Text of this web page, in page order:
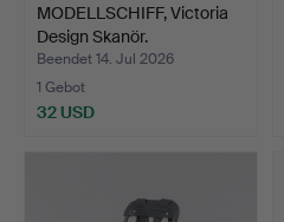
MODELLSCHIFF, Victoria
Design Skanör.
Beendet 14. Jul 2026
1 Gebot
32 USD